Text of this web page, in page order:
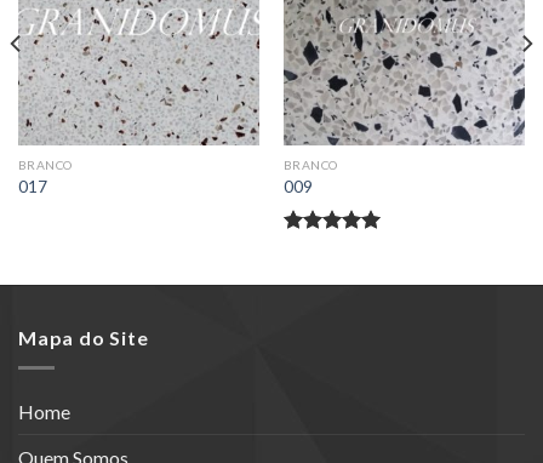
BRANCO
017
BRANCO
009
Mapa do Site
Home
Quem Somos